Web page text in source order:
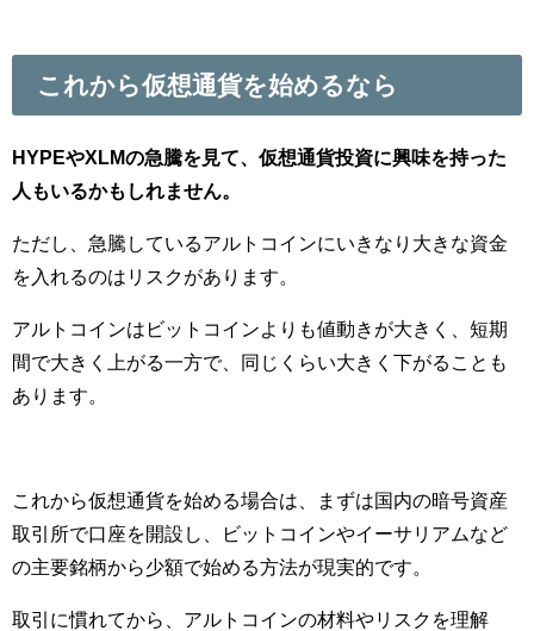
これから仮想通貨を始めるなら
HYPEやXLMの急騰を見て、仮想通貨投資に興味を持った
人もいるかもしれません。
ただし、急騰しているアルトコインにいきなり大きな資金
を入れるのはリスクがあります。
アルトコインはビットコインよりも値動きが大きく、短期
間で大きく上がる一方で、同じくらい大きく下がることも
あります。
これから仮想通貨を始める場合は、まずは国内の暗号資産
取引所で口座を開設し、ビットコインやイーサリアムなど
の主要銘柄から少額で始める方法が現実的です。
取引に慣れてから、アルトコインの材料やリスクを理解